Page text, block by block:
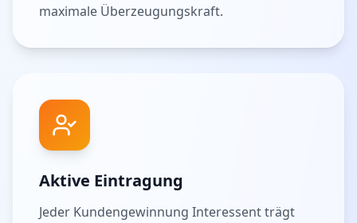
maximale Überzeugungskraft.
Aktive Eintragung
Jeder Kundengewinnung Interessent trägt